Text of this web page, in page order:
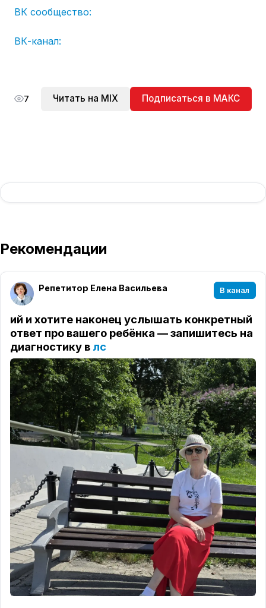
ВК сообщество:
ВК-канал:
7 Читать на MIX Подписаться в МАКС
Рекомендации
Репетитор Елена Васильева В канал
ий и хотите наконец услышать конкретный
ответ про вашего ребёнка — запишитесь на
диагностику в лс